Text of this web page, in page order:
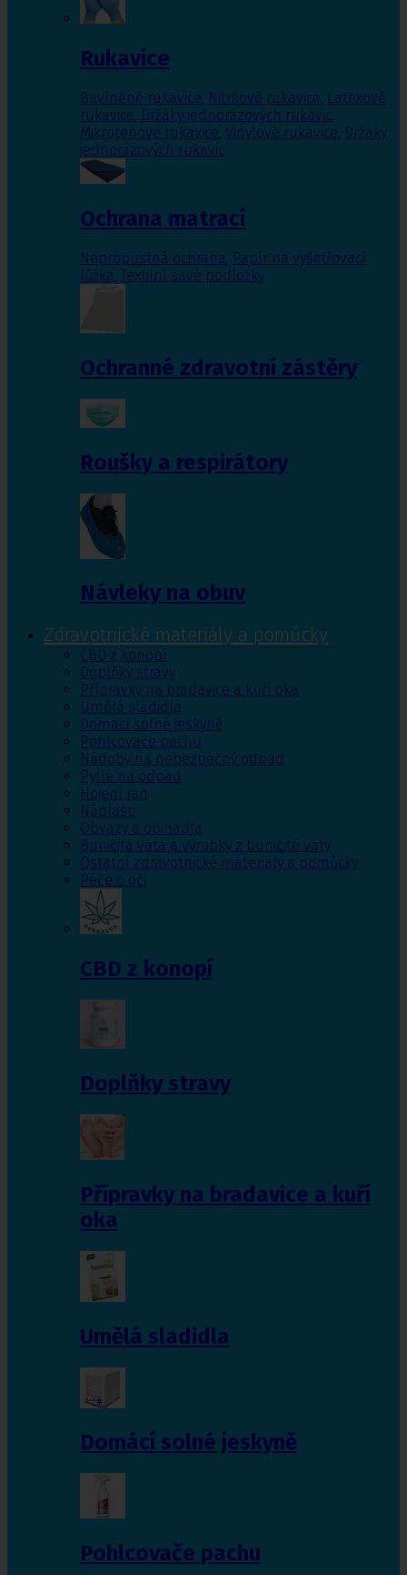
Rukavice
Bavlněné rukavice, Nitrilové rukavice, Latexové
rukavice, Držáky jednorázových rukavic,
Mikrotenové rukavice, Vinylové rukavice, Držáky
jednorázových rukavic
Ochrana matrací
Nepropustná ochrana, Papír na vyšetřovací
lůžka, Textilní savé podložky
Ochranné zdravotní zástěry
Roušky a respirátory
Návleky na obuv
Zdravotnické materiály a pomůcky
CBD z konopí
Doplňky stravy
Přípravky na bradavice a kuří oka
Umělá sladidla
Domácí solné jeskyně
Pohlcovače pachu
Nádoby na nebezpečný odpad
Pytle na odpad
Hojení ran
Náplasti
Obvazy a obinadla
Buničitá vata a výrobky z buničité vaty
Ostatní zdravotnické materiály a pomůcky
Péče o oči
CBD z konopí
Doplňky stravy
Přípravky na bradavice a kuří
oka
Umělá sladidla
Domácí solné jeskyně
Pohlcovače pachu